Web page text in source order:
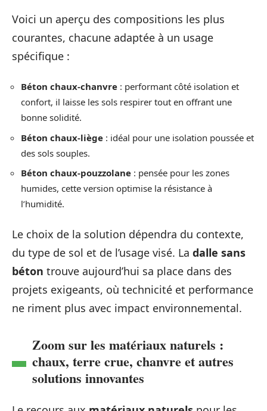
Voici un aperçu des compositions les plus
courantes, chacune adaptée à un usage
spécifique :
Béton chaux-chanvre : performant côté isolation et
confort, il laisse les sols respirer tout en offrant une
bonne solidité.
Béton chaux-liège : idéal pour une isolation poussée et
des sols souples.
Béton chaux-pouzzolane : pensée pour les zones
humides, cette version optimise la résistance à
l’humidité.
Le choix de la solution dépendra du contexte,
du type de sol et de l’usage visé. La dalle sans
béton trouve aujourd’hui sa place dans des
projets exigeants, où technicité et performance
ne riment plus avec impact environnemental.
Zoom sur les matériaux naturels :
chaux, terre crue, chanvre et autres
solutions innovantes